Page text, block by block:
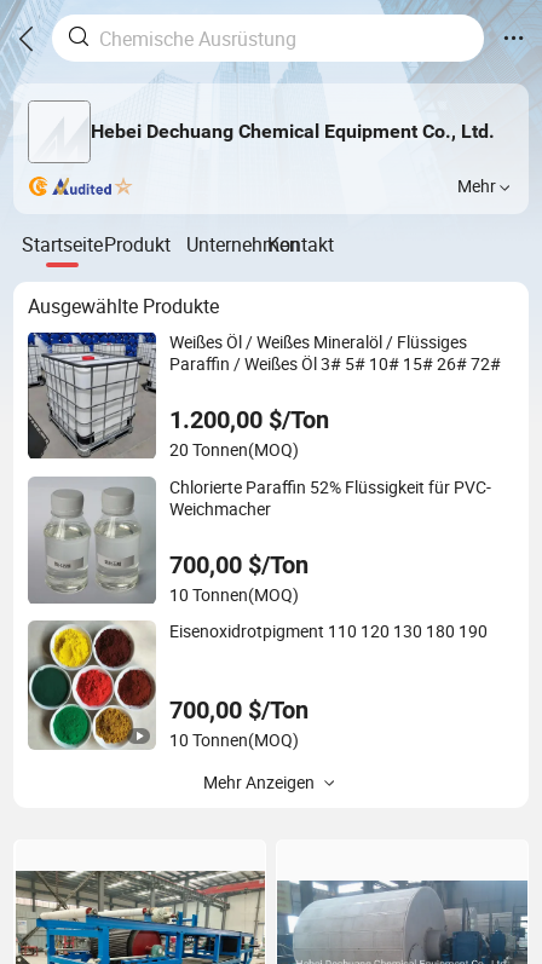
Hebei Dechuang Chemical Equipment Co., Ltd.
Mehr
StartseiteProdukt UnternehmenKontakt
Ausgewählte Produkte
Weißes Öl / Weißes Mineralöl / Flüssiges
Paraffin / Weißes Öl 3# 5# 10# 15# 26# 72#
1.200,00 $/Ton
20 Tonnen(MOQ)
Chlorierte Paraffin 52% Flüssigkeit für PVC-
Weichmacher
700,00 $/Ton
10 Tonnen(MOQ)
Eisenoxidrotpigment 110 120 130 180 190
700,00 $/Ton
10 Tonnen(MOQ)
Mehr Anzeigen